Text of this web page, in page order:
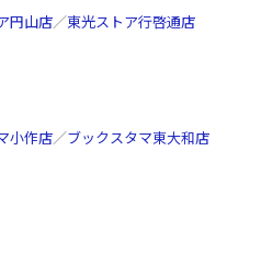
円山店／東光ストア行啓通店
小作店／ブックスタマ東大和店